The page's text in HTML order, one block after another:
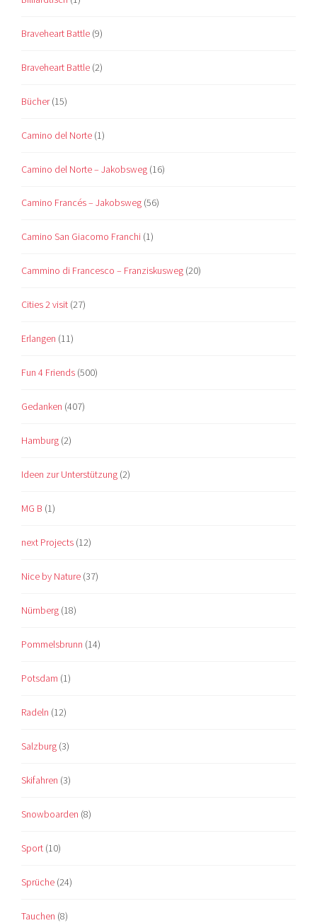
Braveheart Battle (9)
Braveheart Battle (2)
Bücher(15)
Camino del Norte (1)
Camino del Norte – Jakobsweg (16)
Camino Francés – Jakobsweg (56)
Camino San Giacomo Franchi (1)
Cammino di Francesco – Franziskusweg (20)
Cities 2 visit (27)
Erlangen (11)
Fun 4 Friends (500)
Gedanken (407)
Hamburg (2)
Ideen zur Unterstützung (2)
MG B (1)
next Projects (12)
Nice by Nature (37)
Nürnberg (18)
Pommelsbrunn (14)
Potsdam (1)
Radeln (12)
Salzburg (3)
Skifahren (3)
Snowboarden (8)
Sport (10)
Sprüche (24)
Tauchen (8)